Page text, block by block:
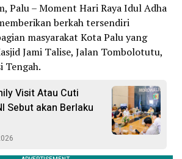
Palu – Moment Hari Raya Idul Adha
berkah tersendiri
masyarakat Kota Palu yang
Jami Talise, Jalan Tombolotutu,
Tengah.
Visit Atau Cuti
Sebut akan Berlaku